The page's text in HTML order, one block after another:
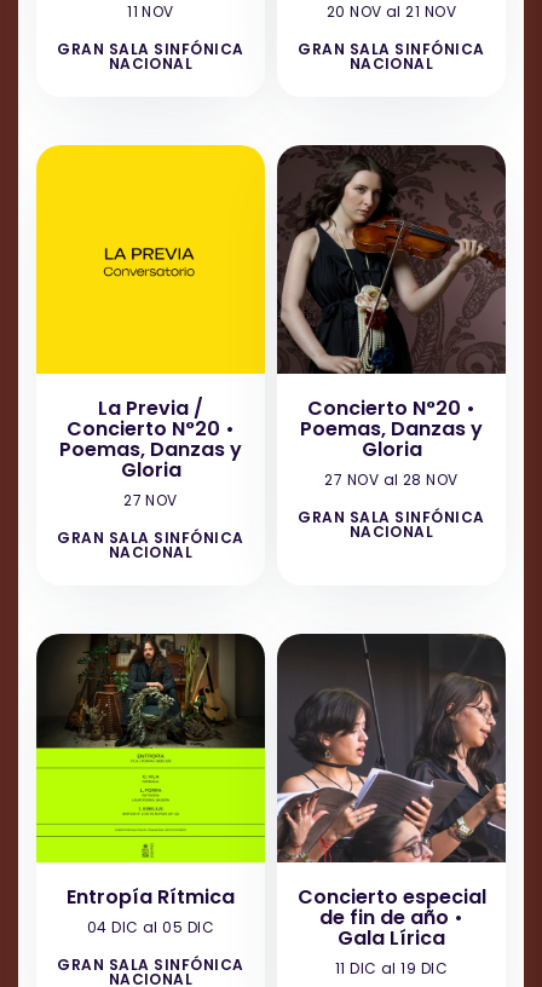
11 NOV
GRAN SALA SINFÓNICA
NACIONAL
20 NOV al 21 NOV
GRAN SALA SINFÓNICA
NACIONAL
La Previa /
Concierto N°20 •
Poemas, Danzas y
Gloria
27 NOV
GRAN SALA SINFÓNICA
NACIONAL
Concierto N°20 •
Poemas, Danzas y
Gloria
27 NOV al 28 NOV
GRAN SALA SINFÓNICA
NACIONAL
Entropía Rítmica
04 DIC al 05 DIC
GRAN SALA SINFÓNICA
NACIONAL
Concierto especial
de fin de año •
Gala Lírica
11 DIC al 19 DIC